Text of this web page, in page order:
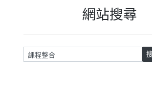
網站搜尋
請輸入關鍵字